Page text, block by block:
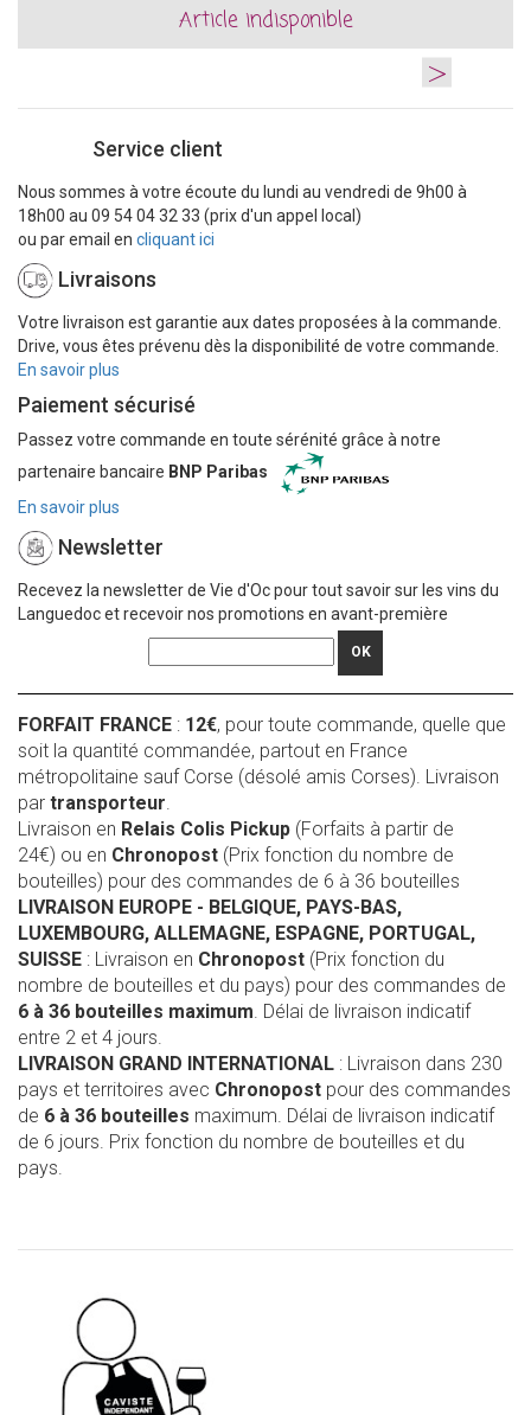
Article indisponible
>
Service client
Nous sommes à votre écoute du lundi au vendredi de 9h00 à
18h00 au 09 54 04 32 33 (prix d'un appel local)
ou par email en cliquant ici
Livraisons
Votre livraison est garantie aux dates proposées à la commande.
Drive, vous êtes prévenu dès la disponibilité de votre commande.
En savoir plus
Paiement sécurisé
Passez votre commande en toute sérénité grâce à notre
partenaire bancaire BNP Paribas
En savoir plus
Newsletter
Recevez la newsletter de Vie d'Oc pour tout savoir sur les vins du
Languedoc et recevoir nos promotions en avant-première
OK
FORFAIT FRANCE : 12€, pour toute commande, quelle que
soit la quantité commandée, partout en France
métropolitaine sauf Corse (désolé amis Corses). Livraison
par transporteur
Livraison en Relais Colis Pickup (Forfaits à partir de
24€) ou en Chronopost (Prix fonction du nombre de
bouteilles) pour des commandes de 6 à 36 bouteilles
LIVRAISON EUROPE - BELGIQUE, PAYS-BAS,
LUXEMBOURG, ALLEMAGNE, ESPAGNE, PORTUGAL,
SUISSE : Livraison en Chronopost (Prix fonction du
nombre de bouteilles et du pays) pour des commandes de
6 à 36 bouteilles maximum . Délai de livraison indicatif
entre 2 et 4 jours.
LIVRAISON GRAND INTERNATIONAL : Livraison dans 230
pays et territoires avec Chronopost pour des commandes
de 6 à 36 bouteilles maximum. Délai de livraison indicatif
de 6 jours. Prix fonction du nombre de bouteilles et du
pays.